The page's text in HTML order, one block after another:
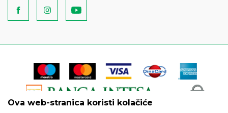
Ova web-stranica koristi kolačiće